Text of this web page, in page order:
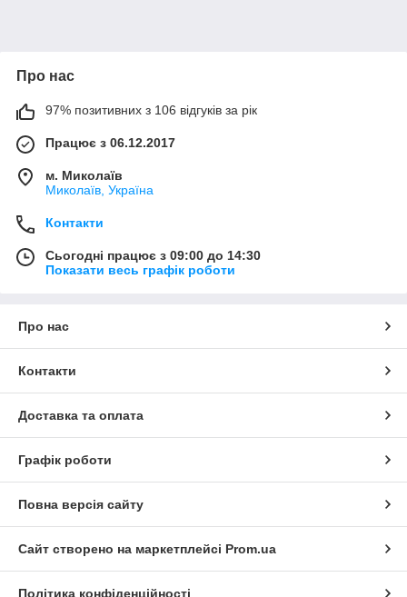
Про нас
97% позитивних з 106 відгуків за рік
Працює з 06.12.2017
м. Миколаїв
Миколаїв, Україна
Контакти
Сьогодні працює з 09:00 до 14:30
Показати весь графік роботи
Про нас
Контакти
Доставка та оплата
Графік роботи
Повна версія сайту
Сайт створено на маркетплейсі Prom.ua
Політика конфіденційності